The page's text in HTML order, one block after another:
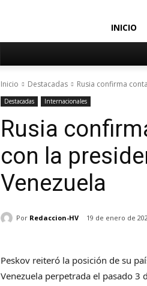
INICIO
Inicio Destacadas Rusia confirma
Destacadas Internacionales
Rusia
con la
Venezuela
Por Redaccion-HV 19 de enero de
Peskov reiteró la posición de su
Venezuela perpetrada el pasado 3